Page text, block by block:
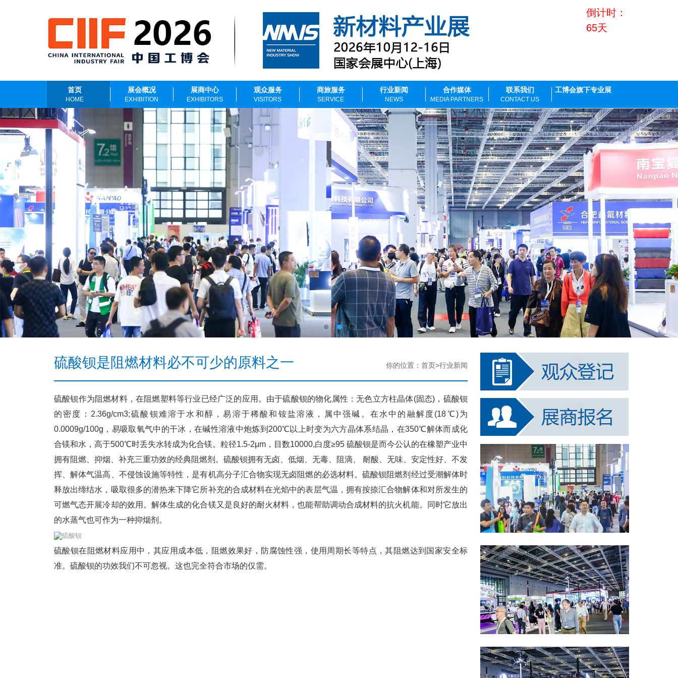
倒计时：
65天
首页
HOME
展会概况
EXHIBITION
展商中心
EXHIBITORS
观众服务
VISITORS
商旅服务
SERVICE
行业新闻
NEWS
合作媒体
MEDIA PARTNERS
联系我们
CONTACT US
工博会旗下专业展
3
硫酸钡是阻燃材料必不可少的原料之一 你的位置：首页>行业新闻
硫酸钡作为阻燃材料，在阻燃塑料等行业已经广泛的应用。由于硫酸钡的物化属性：无色立方柱晶体(固态)，硫酸钡
的密度：2.36g/cm3;硫酸钡难溶于水和醇，易溶于稀酸和铵盐溶液，属中强碱。在水中的融解度(18℃)为
0.0009g/100g，易吸取氧气中的干冰，在碱性溶液中炮炼到200℃以上时变为六方晶体系结晶，在350℃解体而成化
合镁和水，高于500℃时丢失水转成为化合镁。粒径1.5-2μm，目数10000,白度≥95 硫酸钡是而今公认的在橡塑产业中
拥有阻燃、抑烟、补充三重功效的经典阻燃剂。硫酸钡拥有无卤、低烟、无毒、阻滴、 耐酸、无味、安定性好、不发
挥、解体气温高、不侵蚀设施等特性，是有机高分子汇合物实现无卤阻燃的必选材料。硫酸钡阻燃剂经过受潮解体时
释放出缔结水，吸取很多的潜热来下降它所补充的合成材料在光焰中的表层气温，拥有按捺汇合物解体和对所发生的
可燃气态开展冷却的效用。解体生成的化合镁又是良好的耐火材料，也能帮助调动合成材料的抗火机能。同时它放出
的水蒸气也可作为一种抑烟剂。
硫酸钡
硫酸钡在阻燃材料应用中，其应用成本低，阻燃效果好，防腐蚀性强，使用周期长等特点，其阻燃达到国家安全标
准。硫酸钡的功效我们不可忽视。这也完全符合市场的仅需。